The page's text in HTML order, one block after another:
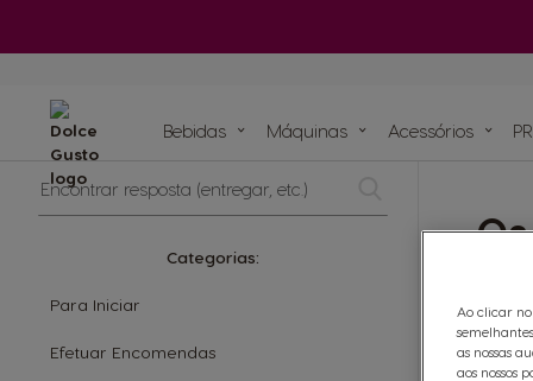
Bebidas
BebidasORIGINAIS
Máquinas Acessórios
Ver todos os acessórios
Compromissos sustentáveis com o planeta Recicle as suas
As nossas
Todos
até a
Encontrar
resposta
(entregar,
Categorias:
Para Iniciar
Efetuar Encomendas
Ao clicar
as nossas
aos nossos